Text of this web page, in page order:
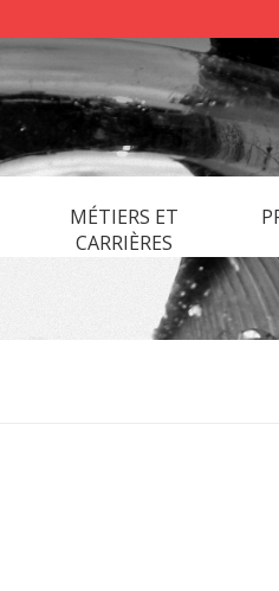
MÉTIERS ET
CARRIÈRES